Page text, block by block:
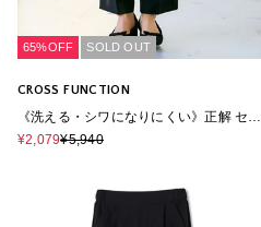
65%OFF SOLD OUT
CROSS FUNCTION
《洗える・シワになりにくい》正解 セン
タープレスストレートパンツ
¥2,079¥5,940